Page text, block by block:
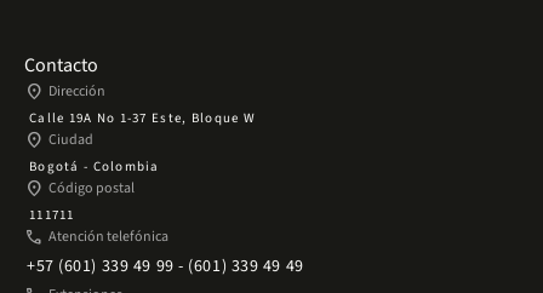
Contacto
place Dirección
Calle 19A No 1-37 Este, Bloque W
place Ciudad
Bogotá - Colombia
place Código postal
111711
phone Atención telefónica
+57 (601) 339 49 99 - (601) 339 49 49